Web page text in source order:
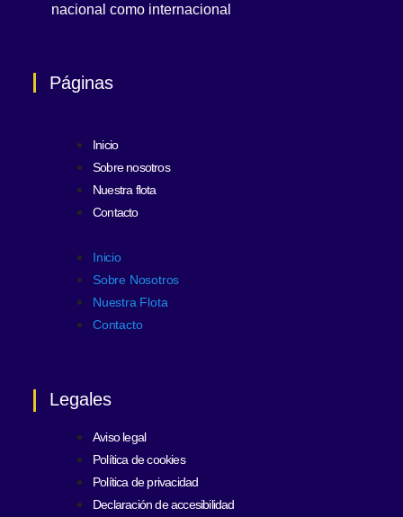
nacional como internacional
Páginas
Inicio
Sobre nosotros
Nuestra flota
Contacto
Inicio
Sobre Nosotros
Nuestra Flota
Contacto
Legales
Aviso legal
Política de cookies
Política de privacidad
Declaración de accesibilidad